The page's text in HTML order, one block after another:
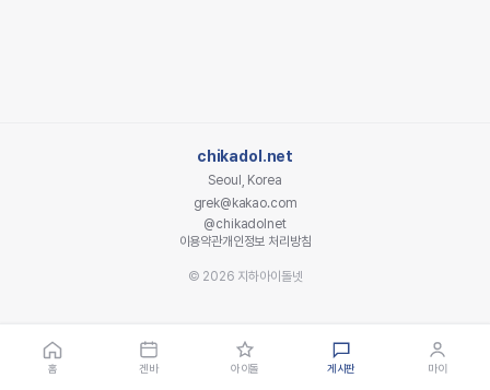
chikadol.net
Seoul, Korea
grek@kakao.com
@chikadolnet
이용약관개인정보 처리방침
© 2026 지하아이돌넷
홈 겐바 아이돌 게시판 마이